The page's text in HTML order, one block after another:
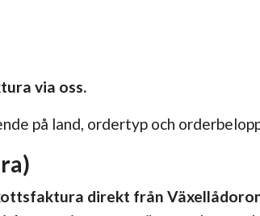
via oss.
på land, ordertyp och
direkt från